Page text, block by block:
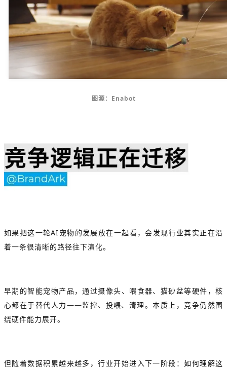
图源：Enabot
如果把这一轮AI宠物的发展放在一起看，会发现行业其实正在沿
着一条很清晰的路径往下演化。
早期的智能宠物产品，通过摄像头、喂食器、猫砂盆等硬件，核
心都在于替代人力——监控、投喂、清理。本质上，竞争仍然围
绕硬件能力展开。
但随着数据积累越来越多，行业开始进入下一阶段：如何理解这